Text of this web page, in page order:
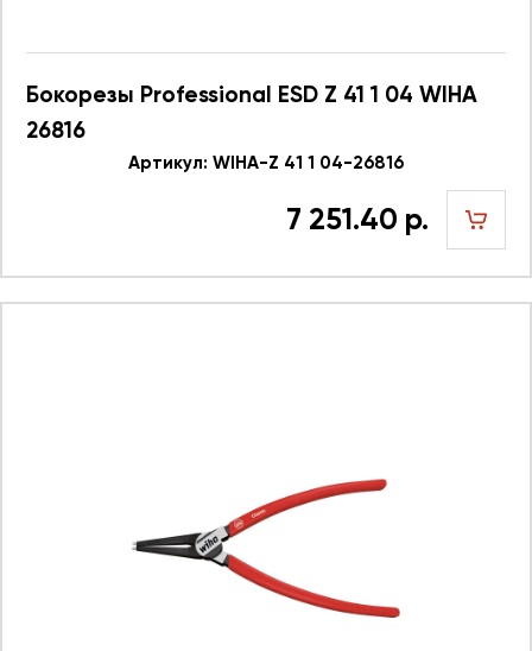
Бокорезы Professional ESD Z 41 1 04 WIHA
26816
Артикул: WIHA-Z 41 1 04-26816
7 251.40 р.